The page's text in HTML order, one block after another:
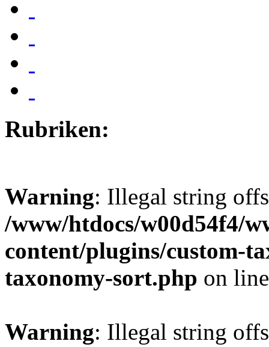
Rubriken:
Warning: Illegal string
/www/htdocs/w00d54f4/
content/plugins/custom-
taxonomy-sort.php on
Warning: Illegal string